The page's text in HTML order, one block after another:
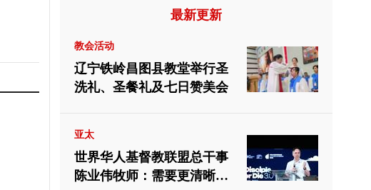
最新更新
教会活动
辽宁铁岭昌图县教堂举行圣
洗礼、圣餐礼及七日赞美会
亚太
世界华人基督教联盟总干事
陈业伟牧师：需要更清晰地